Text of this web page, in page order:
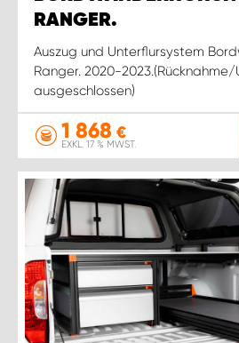
RANGER.
Auszug und Unterflursystem
Ranger. 2020-
ausgeschlossen)
1 868 €
EXKL. 17 % MWST.